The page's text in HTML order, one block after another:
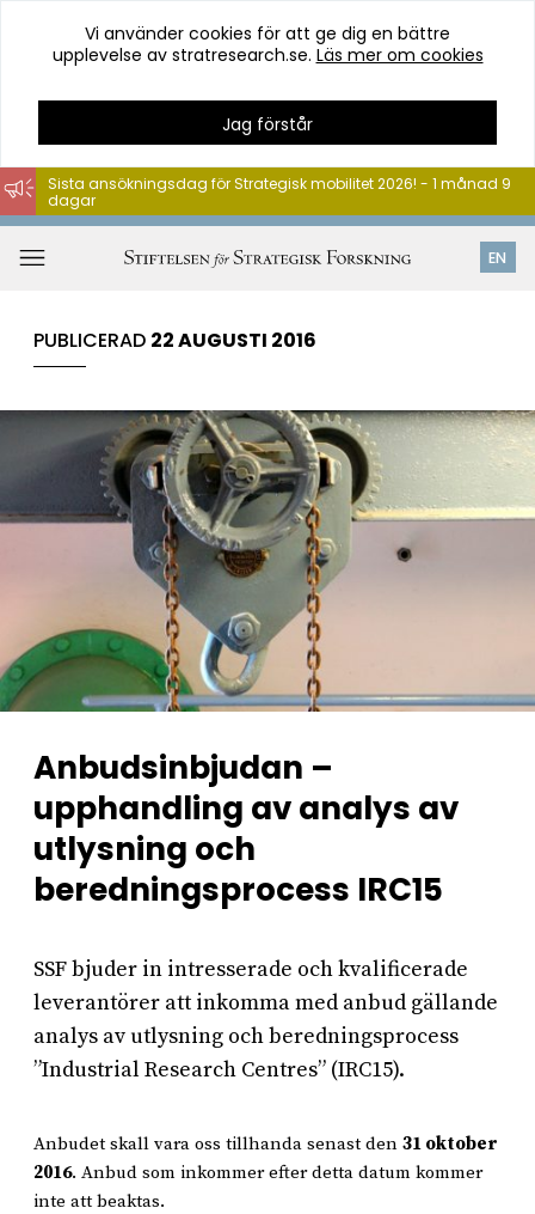
Hoppa
till
innehåll
Vi använder cookies för att ge dig en bättre
upplevelse av stratresearch.se. Läs mer om cookies
Jag förstår
EN
Sista ansökningsdag för Strategisk mobilitet 2026! - 1 månad 9
dagar
PUBLICERAD 22 AUGUSTI 2016
Anbudsinbjudan –
upphandling av analys av
utlysning och
beredningsprocess IRC15
SSF bjuder in intresserade och kvalificerade
leverantörer att inkomma med anbud gällande
analys av utlysning och beredningsprocess
”Industrial Research Centres” (IRC15).
Anbudet skall vara oss tillhanda senast den 31 oktober
2016. Anbud som inkommer efter detta datum kommer
inte att beaktas.